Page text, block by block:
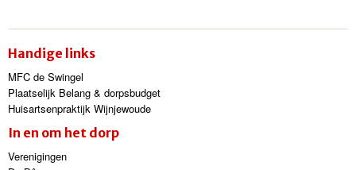
Handige links
MFC de Swingel
Plaatselijk Belang & dorpsbudget
Huisartsenpraktijk Wijnjewoude
In en om het dorp
Verenigingen